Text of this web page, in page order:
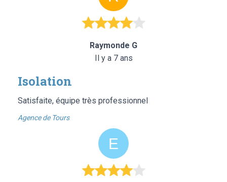
Raymonde G
Il y a 7 ans
Isolation
Satisfaite, équipe très professionnel
Agence de Tours